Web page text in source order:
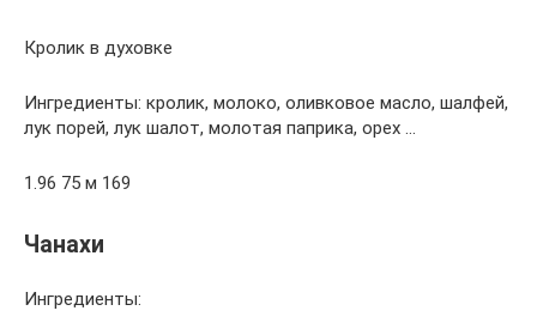
Кролик в духовке
Ингредиенты: кролик, молоко, оливковое масло, шалфей,
лук порей, лук шалот, молотая паприка, орех …
1.96 75 м 169
Чанахи
Ингредиенты: